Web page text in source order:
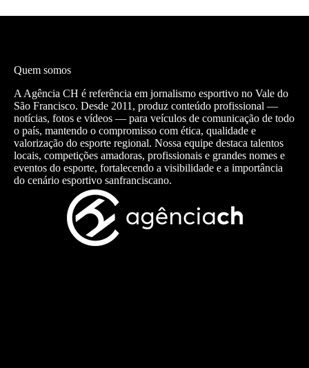
Quem somos
A Agência CH é referência em jornalismo esportivo no Vale do
São Francisco. Desde 2011, produz conteúdo profissional —
notícias, fotos e vídeos — para veículos de comunicação de todo
o país, mantendo o compromisso com ética, qualidade e
valorização do esporte regional. Nossa equipe destaca talentos
locais, competições amadoras, profissionais e grandes nomes e
eventos do esporte, fortalecendo a visibilidade e a importância
do cenário esportivo sanfranciscano.